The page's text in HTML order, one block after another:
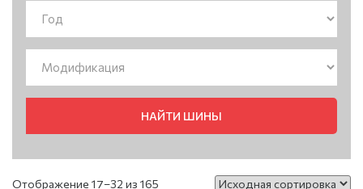
НАЙТИ ШИНЫ
Отображение 17–32 из 165